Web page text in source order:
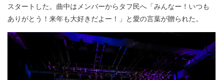
スタートした。曲中はメンバーからタフ民へ「みんなー！いつも
ありがとう！来年も大好きだよー！」と愛の言葉が贈られた。